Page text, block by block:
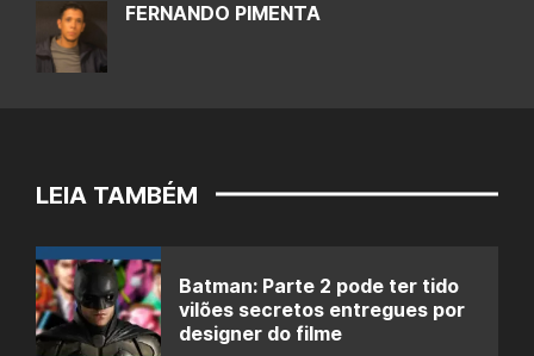
FERNANDO PIMENTA
LEIA TAMBÉM
Batman: Parte 2 pode ter tido
vilões secretos entregues por
designer do filme